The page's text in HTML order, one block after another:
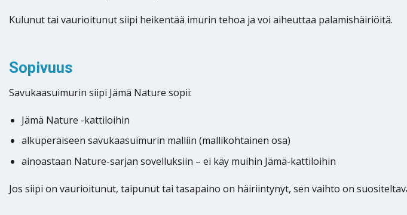
Kulunut tai vaurioitunut siipi heikentää imurin tehoa ja voi aiheuttaa palamishäiriöitä.
Sopivuus
Savukaasuimurin siipi Jämä Nature sopii:
Jämä Nature -kattiloihin
alkuperäiseen savukaasuimurin malliin (mallikohtainen osa)
ainoastaan Nature-sarjan sovelluksiin – ei käy muihin Jämä-kattiloihin
Jos siipi on vaurioitunut, taipunut tai tasapaino on häiriintynyt, sen vaihto on